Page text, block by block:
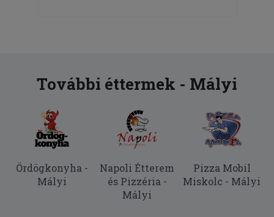
2026-01-03 - Csaba:
köszönjük!
2025-11-15 - Dóra:
2025-10-31 - :
Sokadjára rendeltünk innen, mindig
További éttermek - Mályi
Ördögkonyha -
Mályi
Napoli Étterem
és Pizzéria -
Mályi
Pizza Mobil
Miskolc - Mályi